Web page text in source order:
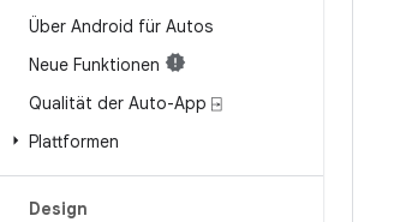
Über Android für Autos
Neue Funktionen
Qualität der Auto-App ⍈
Plattformen
Design